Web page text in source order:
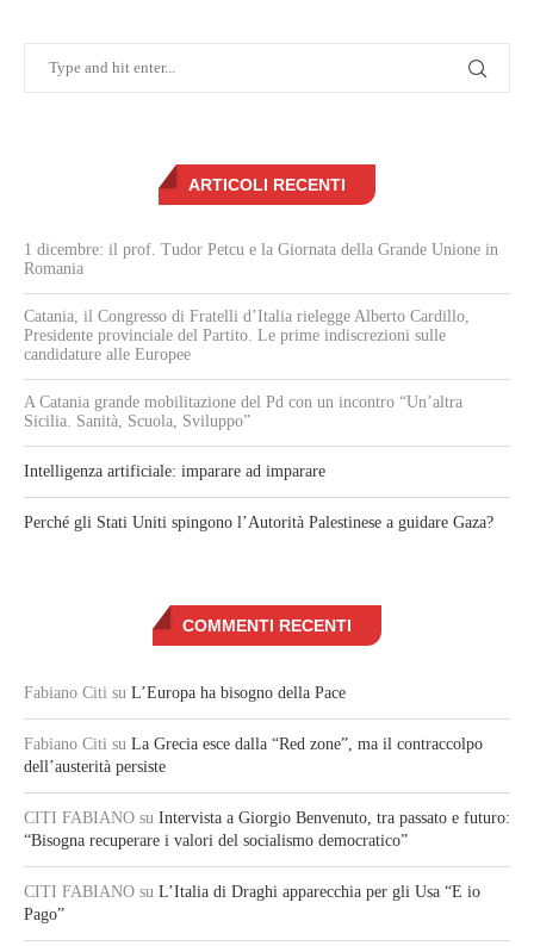
ARTICOLI RECENTI
1 dicembre: il prof. Tudor Petcu e la Giornata della Grande Unione in
Romania
Catania, il Congresso di Fratelli d’Italia rielegge Alberto Cardillo,
Presidente provinciale del Partito. Le prime indiscrezioni sulle
candidature alle Europee
A Catania grande mobilitazione del Pd con un incontro “Un’altra
Sicilia. Sanità, Scuola, Sviluppo”
Intelligenza artificiale: imparare ad imparare
Perché gli Stati Uniti spingono l’Autorità Palestinese a guidare Gaza?
COMMENTI RECENTI
Fabiano Citi su L’Europa ha bisogno della Pace
Fabiano Citi su La Grecia esce dalla “Red zone”, ma il contraccolpo
dell’austerità persiste
CITI FABIANO su Intervista a Giorgio Benvenuto, tra passato e futuro:
“Bisogna recuperare i valori del socialismo democratico”
CITI FABIANO su L’Italia di Draghi apparecchia per gli Usa “E io
Pago”